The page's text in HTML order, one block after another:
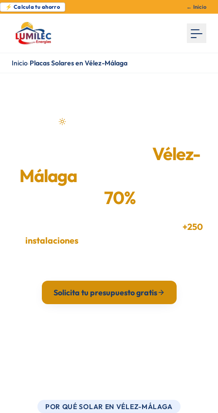
⚡ Calcula tu ahorro ← Inicio
Inicio›Placas Solares en Vélez-Málaga
Energía solar en Vélez-Málaga
Vélez-
Málaga
70%
+250
instalacionesen Málaga. Estudio gratuito y
Solicita tu presupuesto gratis
POR QUÉ SOLAR EN VÉLEZ-MÁLAGA